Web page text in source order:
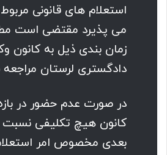
استعلام های قانونی
می پذیرد مقتضی است
زمان بندی ذیل به کانون
دادگستری لرستان مراجعه
در صورت عدم حضور در
کانون هیچ تکلیفی نسبت
بعدی مخصوص امر